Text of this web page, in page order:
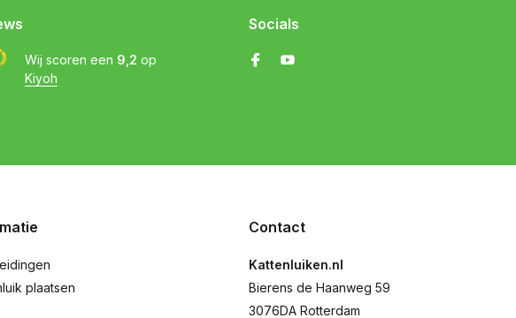
Wij scoren een 9,2 op
Kiyoh
Socials
plaatsen
Contact
Kattenluiken.nl
Bierens de Haanweg 59
3076DA Rotterdam